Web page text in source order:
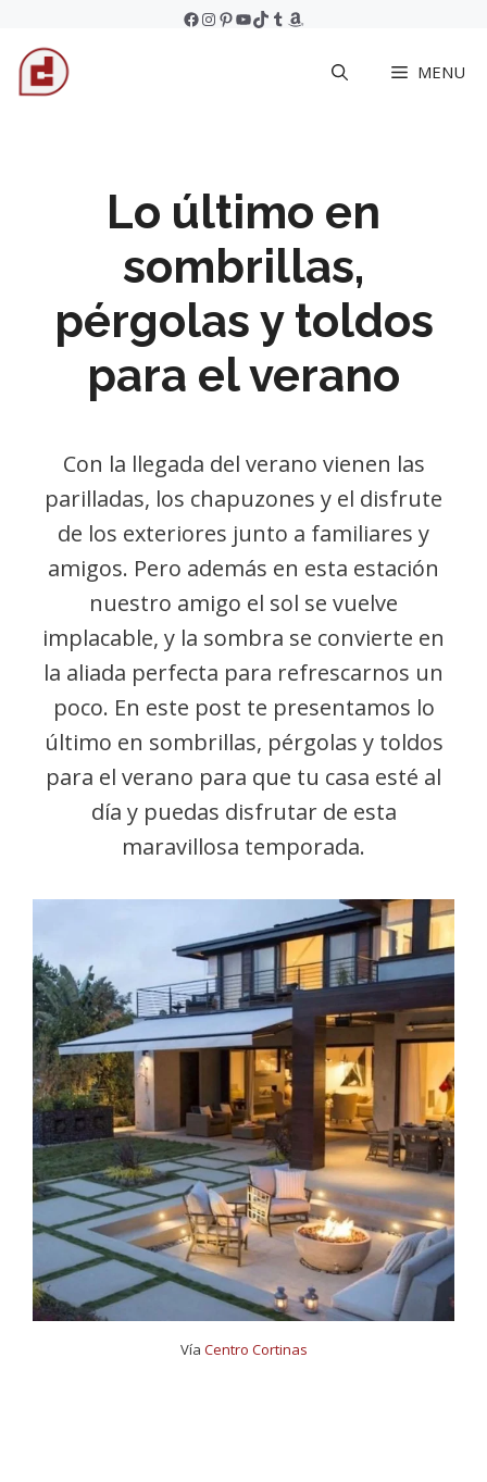
content
Facebook
Instagram
Pinterest
YouTube
TikTok
Tumblr
Amazon
MENU
Lo último en
sombrillas,
pérgolas y toldos
para el verano
Con la llegada del verano vienen las
parilladas, los chapuzones y el disfrute
de los exteriores junto a familiares y
amigos. Pero además en esta estación
nuestro amigo el sol se vuelve
implacable, y la sombra se convierte en
la aliada perfecta para refrescarnos un
poco. En este post te presentamos lo
último en sombrillas, pérgolas y toldos
para el verano para que tu casa esté al
día y puedas disfrutar de esta
maravillosa temporada.
Vía Centro Cortinas